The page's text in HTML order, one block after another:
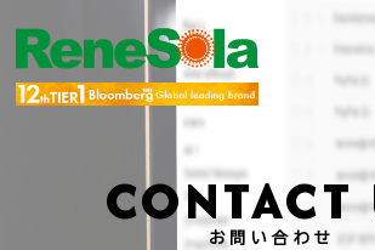
CONTACT
お問い合わせ